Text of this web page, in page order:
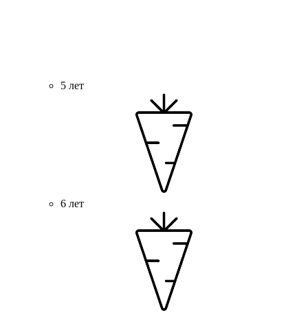
5 лет
6 лет